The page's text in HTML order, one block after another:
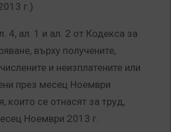
г.)
4, ал. 1 и ал. 2 от Кодекса за
върху получените,
и неизплатените или
през месец Ноември
които се отнасят за труд,
Ноември 2013 г.